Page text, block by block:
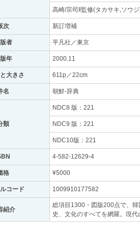
高崎/宗司‖監修(タカサキ,ソウ
次 新訂増補
者 平凡社／東京
年 2000.11
大きさ 611p／22cm
名 朝鮮-辞典
類
NDC8 版：221
NDC9 版：221
NDC10版：221
4-582-12629-4
格 ¥5000
コード 1009910177582
紹介
総項目1300・図版200点で、
史、文化のすべてを網羅。現